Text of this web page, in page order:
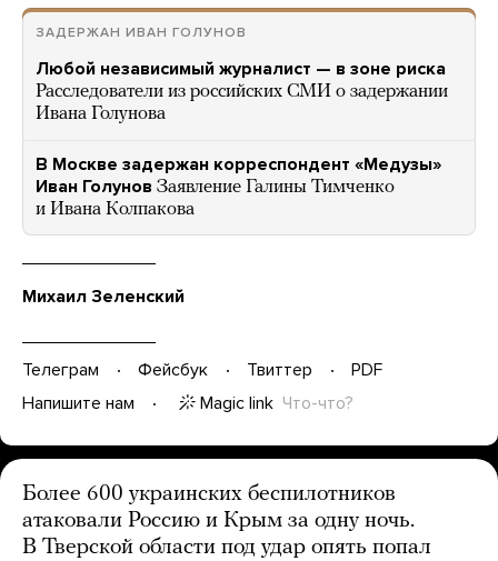
ЗАДЕРЖАН ИВАН ГОЛУНОВ
Любой независимый журналист — в зоне риска
Расследователи из российских СМИ о задержании
Ивана Голунова
В Москве задержан корреспондент «Медузы»
Иван Голунов Заявление Галины Тимченко
и Ивана Колпакова
Михаил Зеленский
Телеграм Фейсбук Твиттер
PDF
Напишите нам
Magic link Что-что?
Более 600 украинских беспилотников
атаковали Россию и Крым за одну ночь.
В Тверской области под удар опять попал